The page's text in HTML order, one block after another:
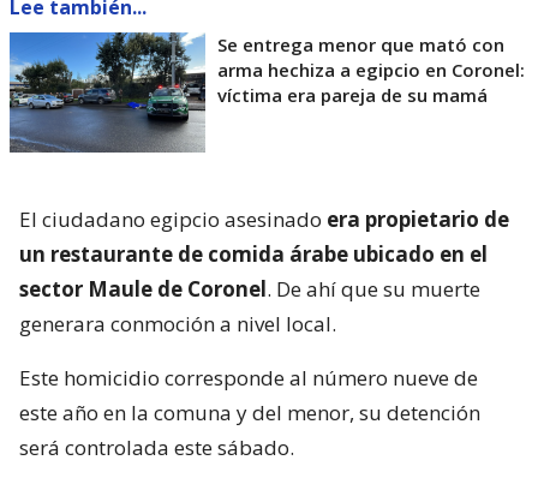
Lee también...
Se entrega menor que mató con
arma hechiza a egipcio en Coronel:
víctima era pareja de su mamá
El ciudadano egipcio asesinado era propietario de
un restaurante de comida árabe ubicado en el
sector Maule de Coronel. De ahí que su muerte
generara conmoción a nivel local.
Este homicidio corresponde al número nueve de
este año en la comuna y del menor, su detención
será controlada este sábado.